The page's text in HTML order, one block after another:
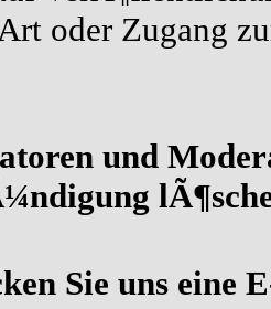
oder Zugang
und
Sie uns eine